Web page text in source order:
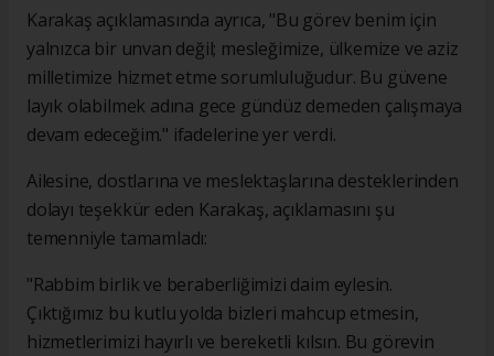
Karakaş açıklamasında ayrıca, "Bu görev benim için
yalnızca bir unvan değil; mesleğimize, ülkemize ve aziz
milletimize hizmet etme sorumluluğudur. Bu güvene
layık olabilmek adına gece gündüz demeden çalışmaya
devam edeceğim." ifadelerine yer verdi.
Ailesine, dostlarına ve meslektaşlarına desteklerinden
dolayı teşekkür eden Karakaş, açıklamasını şu
temenniyle tamamladı:
"Rabbim birlik ve beraberliğimizi daim eylesin.
Çıktığımız bu kutlu yolda bizleri mahcup etmesin,
hizmetlerimizi hayırlı ve bereketli kılsın. Bu görevin